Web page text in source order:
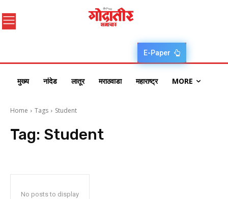
E-Paper
मुख्य नांदेड लातूर मराठवाडा महाराष्ट्र MORE
Home Tags Student
Tag: Student
No posts to display